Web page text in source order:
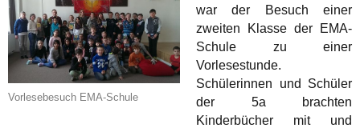
Vorlesebesuch EMA-Schule
war der Besuch einer
zweiten Klasse der EMA-
Schule zu einer
Vorlesestunde.
Schülerinnen und Schüler
der 5a brachten
Kinderbücher mit und